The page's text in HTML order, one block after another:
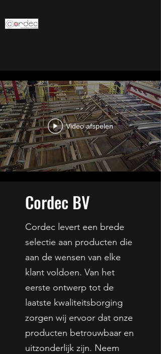
Video afspelen
Cordec BV
Cordec levert een brede
selectie aan producten die
aan de wensen van elke
klant voldoen. Van het
eerste ontwerp tot de
laatste kwaliteitsborging
zorgen wij ervoor dat onze
producten betrouwbaar en
uitzonderlijk zijn. Neem